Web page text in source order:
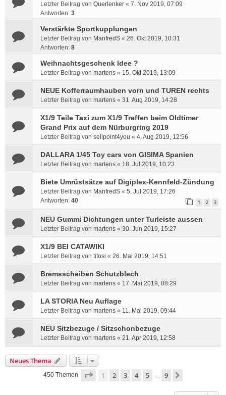
Letzter Beitrag von Querlenker « 7. Nov 2019, 07:09
Antworten: 3
Verstärkte Sportkupplungen
Letzter Beitrag von ManfredS « 26. Okt 2019, 10:31
Antworten: 8
Weihnachtsgeschenk Idee ?
Letzter Beitrag von martens « 15. Okt 2019, 13:09
NEUE Kofferraumhauben vorn und TUREN rechts
Letzter Beitrag von martens « 31. Aug 2019, 14:28
X1/9 Teile Taxi zum X1/9 Treffen beim Oldtimer
Grand Prix auf dem Nürburgring 2019
Letzter Beitrag von sellpoint4you « 4. Aug 2019, 12:56
DALLARA 1/45 Toy cars von GISIMA Spanien
Letzter Beitrag von martens « 18. Jul 2019, 10:23
Biete Umrüstsätze auf Digiplex-Kennfeld-Zündung
Letzter Beitrag von ManfredS « 5. Jul 2019, 17:26
Antworten: 40 1 2 3
NEU Gummi Dichtungen unter Turleiste aussen
Letzter Beitrag von martens « 30. Jun 2019, 15:27
X1/9 BEI CATAWIKI
Letzter Beitrag von tifosi « 26. Mai 2019, 14:51
Bremsscheiben Schutzblech
Letzter Beitrag von martens « 17. Mai 2019, 08:29
LA STORIA Neu Auflage
Letzter Beitrag von martens « 11. Mai 2019, 09:44
NEU Sitzbezuge / Sitzschonbezuge
Letzter Beitrag von martens « 21. Apr 2019, 12:58
Neues Thema
450 Themen Seite 1von
1 2 3 4 5 … 9